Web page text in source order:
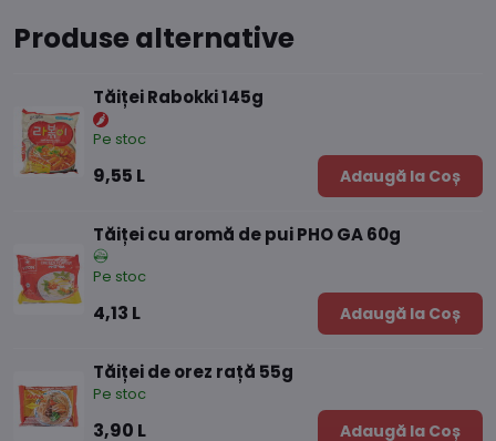
Produse alternative
Tăiței Rabokki 145g
Pe stoc
9,55 L Adaugă la Coș
Tăiței cu aromă de pui PHO GA 60g
Pe stoc
4,13 L Adaugă la Coș
Tăiței de orez rață 55g
Pe stoc
3,90 L Adaugă la Coș